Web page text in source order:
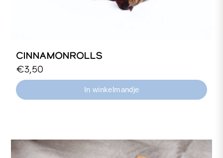
CINNAMONROLLS
Biologisch kaneelbroodje met walnoten en
rozijnen.
€3,50